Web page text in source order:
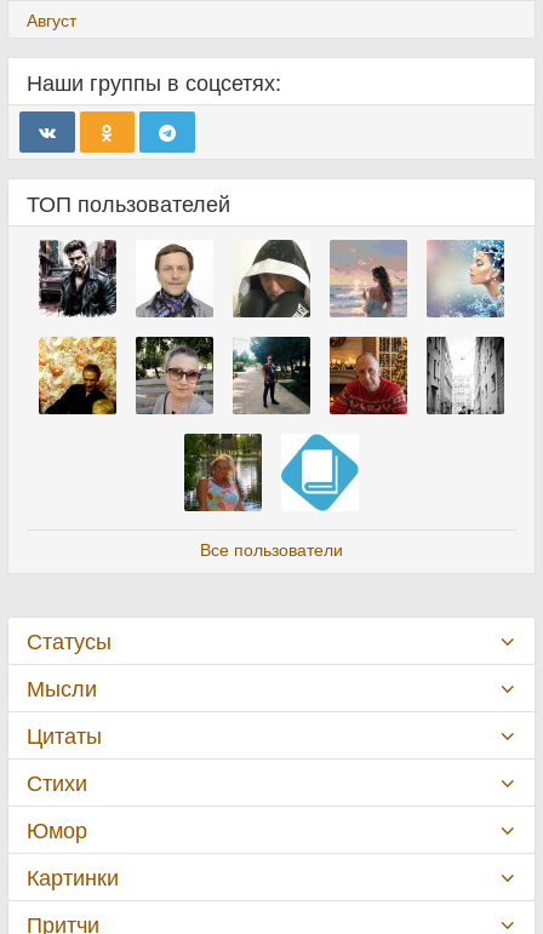
Август
Наши группы в соцсетях:
ТОП пользователей
Все пользователи
Статусы
Мысли
Цитаты
Стихи
Юмор
Картинки
Притчи